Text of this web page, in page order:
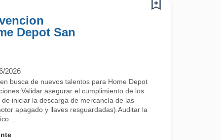
Depot San
2026
busca de nuevos talentos para Home Depot
asegurar el cumplimiento de los
iniciar la descarga de mercancía de las
apagado y llaves resguardadas).Auditar la
...